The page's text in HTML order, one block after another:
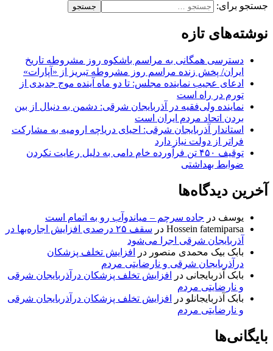
جستجو برای:
نوشته‌های تازه
دسترسی همگانی به مراسم باشکوه روز مشروطه تاریخ
ایران/ پخش زنده مراسم روز مشروطه تبریز از «آپارات»
ادعای عجیب نماینده مجلس: تا دو ماه آینده موج جدیدی از
تورم در راه است
نماینده ولی‌فقیه در آذربایجان شرقی: دشمن به دنبال از بین
بردن اتحاد مردم ایران است
استاندار آذربایجان شرقی: احیای دریاچه ارومیه به مشارکت
فراتر از دولت نیاز دارد
توقیف ۴۵۰ تن فرآورده خام دامی به دلیل رعایت نکردن
ضوابط بهداشتی
آخرین دیدگاه‌ها
یوسف در جاده سرچم – میاندوآب رو به اتمام است
Hossein fatemiparsa در
سقف ۲۵ درصدی افزایش اجاره‌بها در
آذربایجان شرقی اجرا می‌شود
بابک بیک محمدی منصور در
افزایش تخلف پزشکان
درآذربایجان شرقی و نارضایتی مردم
بابک آذربایجانی در
افزایش تخلف پزشکان درآذربایجان شرقی
و نارضایتی مردم
بابک آذربایجانلو در
افزایش تخلف پزشکان درآذربایجان شرقی
و نارضایتی مردم
بایگانی‌ها